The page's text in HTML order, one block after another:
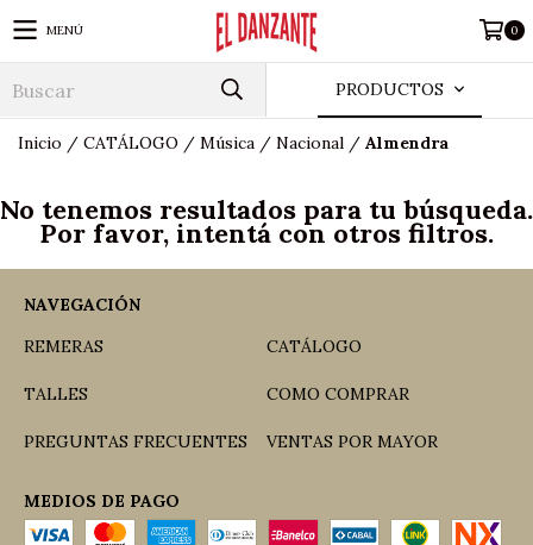
MENÚ 0
PRODUCTOS
Inicio / CATÁLOGO / Música / Nacional / Almendra
No tenemos resultados para tu búsqueda.
Por favor, intentá con otros filtros.
NAVEGACIÓN
REMERAS
CATÁLOGO
TALLES COMO COMPRAR
PREGUNTAS FRECUENTES VENTAS POR MAYOR
MEDIOS DE PAGO